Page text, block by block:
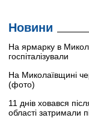
Новини
На ярмарку в
госпіталізували
На Миколаївщині
(фото)
11 днів ховався
області затримали